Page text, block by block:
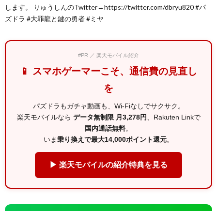
します。 りゅうしんのTwitter→https://twitter.com/dbryu820 #パ
ズドラ #大罪龍と鍵の勇者 #ミヤ
#PR ／ 楽天モバイル紹介
📱 スマホゲーマーこそ、通信費の見直し
を
パズドラもガチャ動画も、Wi-Fiなしでサクサク。
楽天モバイルなら データ無制限 月3,278円 、Rakuten Linkで
国内通話無料。
いま乗り換えで最大14,000ポイント還元。
▶ 楽天モバイルの紹介特典を見る